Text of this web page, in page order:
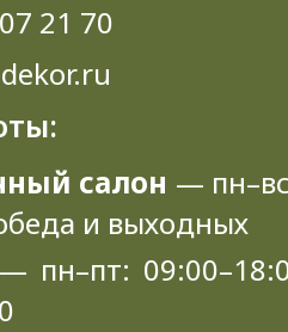
21 70
салон —
и выходных
— пн–пт: